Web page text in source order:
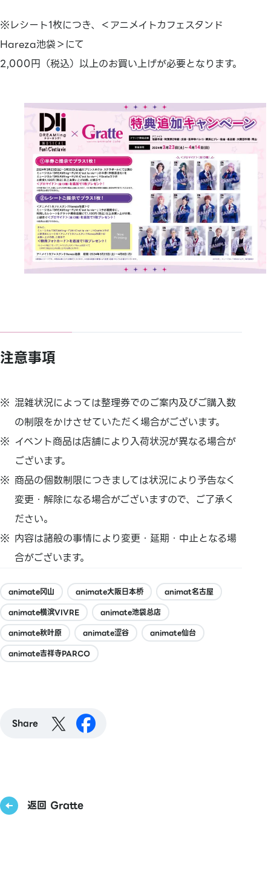
※レシート1枚につき、＜アニメイトカフェスタンド
Hareza池袋＞にて
2,000円（税込）以上のお買い上げが必要となります。
注意事項
混雑状況によっては整理券でのご案内及びご購入数
の制限をかけさせていただく場合がございます。
イベント商品は店舗により入荷状況が異なる場合が
ございます。
商品の個数制限につきましては状況により予告なく
変更・解除になる場合がございますので、ご了承く
ださい。
内容は諸般の事情により変更・延期・中止となる場
合がございます。
animate冈山 animate大阪日本桥
animat名古屋
animate横滨VIVRE
animate池袋总店
animate秋叶原
animate涩谷
animate仙台
animate吉祥寺PARCO
Share
返回 Gratte